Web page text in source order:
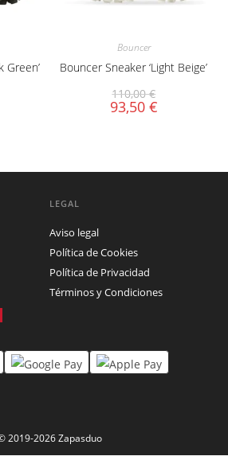
Green’
Bouncer
Bouncer Sneaker ‘Light Beige’
110,00€
93,50 €
LEGAL
Aviso legal
Política de Cookies
Política de Privacidad
Términos y Condiciones
2019-2026 Zapasduo